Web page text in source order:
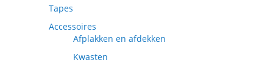
Tapes
Accessoires
Afplakken en afdekken
Kwasten